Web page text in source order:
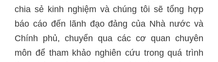
chia sẻ kinh nghiệm và chúng tôi sẽ tổng hợp
báo cáo đến lãnh đạo đảng của Nhà nước và
Chính phủ, chuyển qua các cơ quan chuyên
môn để tham khảo nghiên cứu trong quá trình